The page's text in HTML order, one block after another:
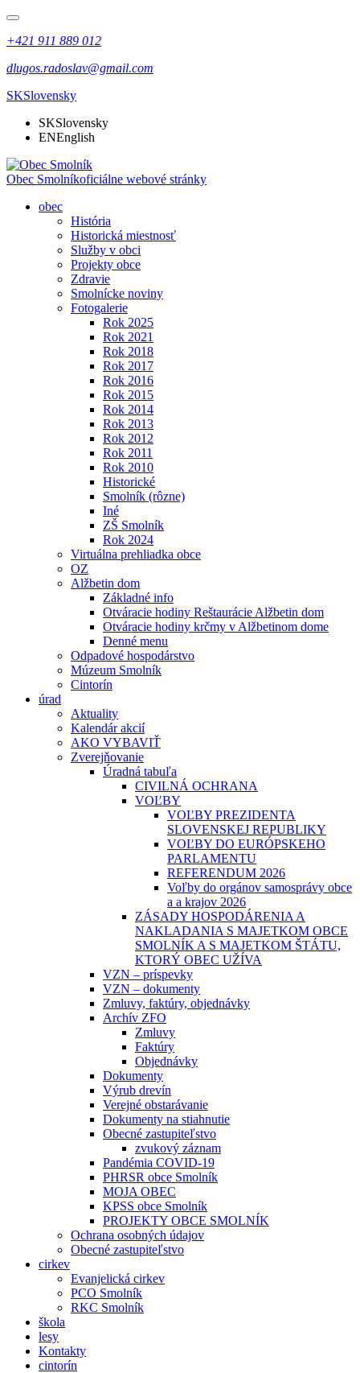
+421 911 889 012
dlugos.radoslav@gmail.com
SKSlovensky
SKSlovensky
ENEnglish
Obec Smolníkoficiálne webové stránky
obec
História
Historická miestnosť
Služby v obci
Projekty obce
Zdravie
Smolnícke noviny
Fotogalerie
Rok 2025
Rok 2021
Rok 2018
Rok 2017
Rok 2016
Rok 2015
Rok 2014
Rok 2013
Rok 2012
Rok 2011
Rok 2010
Historické
Smolník (rôzne)
Iné
ZŠ Smolník
Rok 2024
Virtuálna prehliadka obce
OZ
Alžbetin dom
Základné info
Otváracie hodiny Reštaurácie Alžbetin dom
Otváracie hodiny krčmy v Alžbetinom dome
Denné menu
Odpadové hospodárstvo
Múzeum Smolník
Cintorín
úrad
Aktuality
Kalendár akcií
AKO VYBAVIŤ
Zverejňovanie
Úradná tabuľa
CIVILNÁ OCHRANA
VOĽBY
VOĽBY PREZIDENTA
SLOVENSKEJ REPUBLIKY
VOĽBY DO EURÓPSKEHO
PARLAMENTU
REFERENDUM 2026
Voľby do orgánov samosprávy obce
a a krajov 2026
ZÁSADY HOSPODÁRENIA A
NAKLADANIA S MAJETKOM OBCE
SMOLNÍK A S MAJETKOM ŠTÁTU,
KTORÝ OBEC UŽÍVA
VZN – príspevky
VZN – dokumenty
Zmluvy, faktúry, objednávky
Archív ZFO
Zmluvy
Faktúry
Objednávky
Dokumenty
Výrub drevín
Verejné obstarávanie
Dokumenty na stiahnutie
Obecné zastupiteľstvo
zvukový záznam
Pandémia COVID-19
PHRSR obce Smolník
MOJA OBEC
KPSS obce Smolník
PROJEKTY OBCE SMOLNÍK
Ochrana osobných údajov
Obecné zastupiteľstvo
cirkev
Evanjelická cirkev
PCO Smolník
RKC Smolník
škola
lesy
Kontakty
cintorín